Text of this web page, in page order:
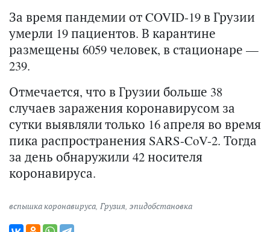
За время пандемии от COVID-19 в Грузии
умерли 19 пациентов. В карантине
размещены 6059 человек, в стационаре —
239.
Отмечается, что в Грузии больше 38
случаев заражения коронавирусом за
сутки выявляли только 16 апреля во время
пика распространения SARS-CoV-2. Тогда
за день обнаружили 42 носителя
коронавируса.
вспышка коронавируса, Грузия, эпидобстановка